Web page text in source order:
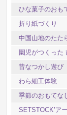
ひな菓子のおも
折り紙づくり
中国山地のたた
園児がつくった
昔なつかし遊び
わら細工体験
季節のおもてな
SETSTOCK’ア